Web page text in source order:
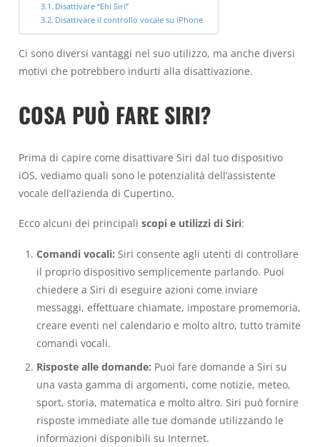
Disattivare “Ehi Siri”
Disattivare il controllo vocale su iPhone
Ci sono diversi vantaggi nel suo utilizzo, ma anche diversi
motivi che potrebbero indurti alla disattivazione.
COSA PUÒ FARE SIRI?
Prima di capire come disattivare Siri dal tuo dispositivo
iOS, vediamo quali sono le potenzialità dell’assistente
vocale dell’azienda di Cupertino.
Ecco alcuni dei principali scopi e utilizzi di Siri:
Comandi vocali: Siri consente agli utenti di controllare
il proprio dispositivo semplicemente parlando. Puoi
chiedere a Siri di eseguire azioni come inviare
messaggi, effettuare chiamate, impostare promemoria,
creare eventi nel calendario e molto altro, tutto tramite
comandi vocali.
Risposte alle domande: Puoi fare domande a Siri su
una vasta gamma di argomenti, come notizie, meteo,
sport, storia, matematica e molto altro. Siri può fornire
risposte immediate alle tue domande utilizzando le
informazioni disponibili su Internet.